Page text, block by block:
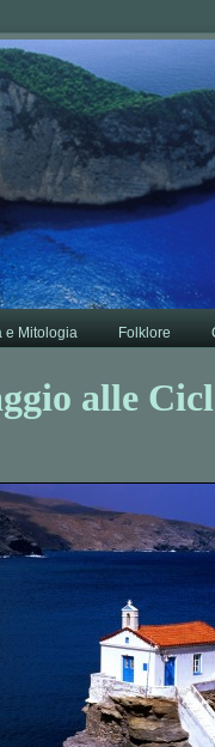
e Mitologia Folklore
alle